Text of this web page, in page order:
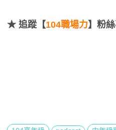
★ 追蹤【104職場力】粉